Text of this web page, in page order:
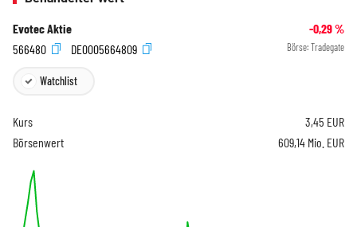
Evotec Aktie -0,29%
566480
DE0005664809 Börse: Tradegate
Watchlist
Kurs 3,45 EUR
Börsenwert
609,14 Mio. EUR